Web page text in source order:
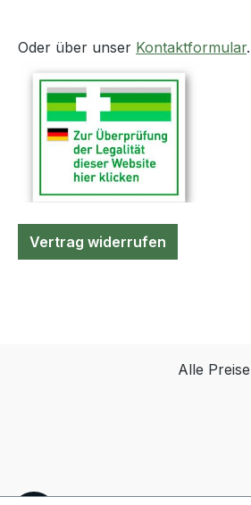
Oder über unser Kontaktformular.
Vertrag widerrufen
Alle